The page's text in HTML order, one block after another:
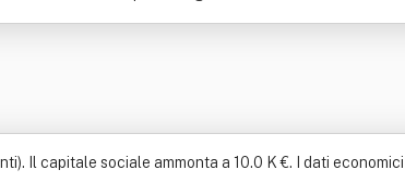
Il capitale sociale ammonta a 10.0 K €. I dati